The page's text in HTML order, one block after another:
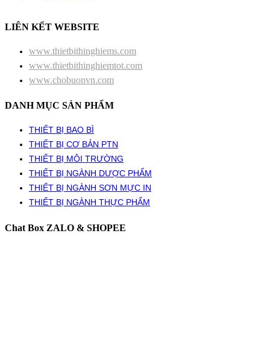
LIÊN KẾT WEBSITE
www.thietbithinghiems.com
www.thietbithinghiemtot.com
www.chobuonvn.com
DANH MỤC SẢN PHẨM
THIẾT BỊ BAO BÌ
THIẾT BỊ CƠ BẢN PTN
THIẾT BỊ MÔI TRƯỜNG
THIẾT BỊ NGÀNH DƯỢC PHẨM
THIẾT BỊ NGÀNH SƠN MỰC IN
THIẾT BỊ NGÀNH THỰC PHẨM
Chat Box ZALO & SHOPEE